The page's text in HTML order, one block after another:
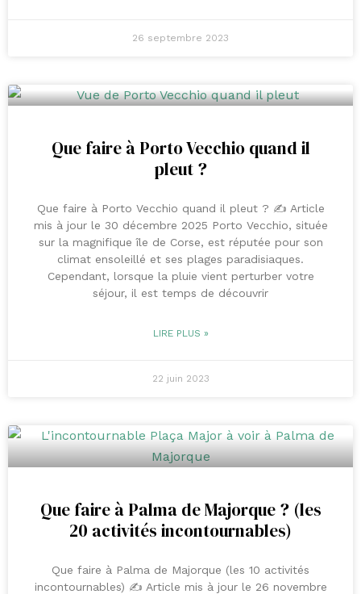
26 septembre 2023
Que faire à Porto Vecchio quand il
pleut ?
Que faire à Porto Vecchio quand il pleut ? ✍️ Article
mis à jour le 30 décembre 2025 Porto Vecchio, située
sur la magnifique île de Corse, est réputée pour son
climat ensoleillé et ses plages paradisiaques.
Cependant, lorsque la pluie vient perturber votre
séjour, il est temps de découvrir
LIRE PLUS »
22 juin 2023
Que faire à Palma de Majorque ? (les
20 activités incontournables)
Que faire à Palma de Majorque (les 10 activités
incontournables) ✍️ Article mis à jour le 26 novembre